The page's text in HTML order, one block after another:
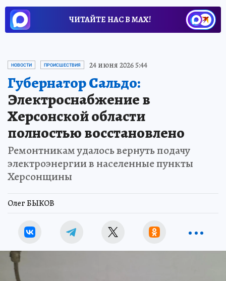
ЧИТАЙТЕ НАС В МАХ!
НОВОСТИ ПРОИСШЕСТВИЯ 24 июня 2026 5:44
Губернатор Сальдо:
Электроснабжение в
Херсонской области
полностью восстановлено
Ремонтникам удалось вернуть подачу
электроэнергии в населенные пункты
Херсонщины
Олег БЫКОВ